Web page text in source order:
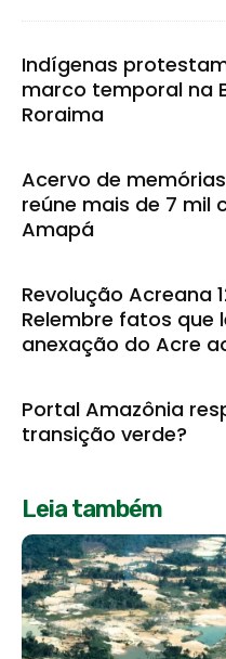
Indígenas
marco temporal na
Roraima
Acervo de
reúne mais de 7 mil
Amapá
Revolução Acreana
Relembre fatos que
anexação do Acre
Portal Amazônia
transição verde?
Leia também